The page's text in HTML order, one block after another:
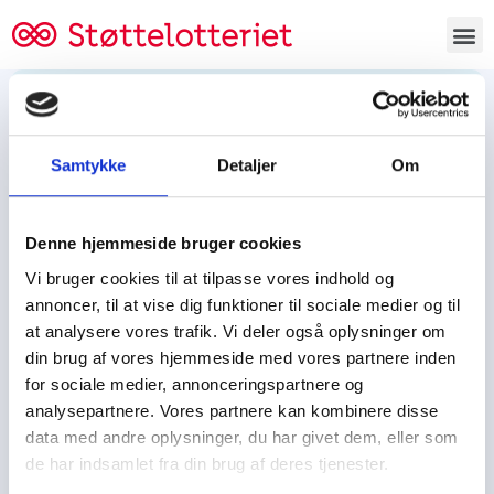
Samtykke Detaljer Om
Denne hjemmeside bruger cookies
Vi bruger cookies til at tilpasse vores indhold og
annoncer, til at vise dig funktioner til sociale medier og til
at analysere vores trafik. Vi deler også oplysninger om
din brug af vores hjemmeside med vores partnere inden
for sociale medier, annonceringspartnere og
analysepartnere. Vores partnere kan kombinere disse
data med andre oplysninger, du har givet dem, eller som
de har indsamlet fra din brug af deres tjenester.
Tjen penge og støt
Tjen penge til:
Spejdere/spejdergruppen/FDF’ere, m.fl.
Kontor
Tjenpengeogstoet.dk
Ejby Industrivej 91
DK – 2600 Glostrup
CVR: 19347508